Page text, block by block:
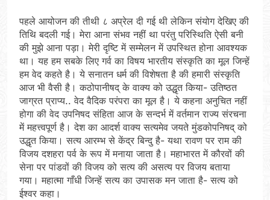
पहले आयोजन की तीथी ८ अप्रेल दी गई थी लेकिन संयोग देखिए की
तिथि बदली गई। मेरा आना संभव नहीं था परंतु परिस्थिति ऐसी बनी
की मुझे आना पड़ा। मेरी दृष्टि में सम्मेलन में उपस्थित होना आवश्यक
था। यह हम सबके लिए गर्व का विषय भारतीय संस्कृति का मूल जिन्हें
हम वेद कहते है। ये सनातन धर्म की विशेषता है की हमारी संस्कृति
आज भी वैसी है। कठोपानीषद् के वाक्य को उद्धृत किया- उतिष्ठत
जाग्रत प्राप्य.. वेद वैदिक परंपरा का मूल है। ये कहना अनुचित नहीं
होगा की वेद उपनिषद संहिता आज के सन्दर्भ में वर्तमान राज्य संरचना
में महत्त्वपूर्ण है। देश का आदर्श वाक्य सत्यमेव जयते मुंडकोपनिषद् को
उद्धृत किया। सत्य आरम्भ से केंद्र बिन्दु है- यथा रावण पर राम की
विजय दशहरा पर्व के रूप में मनाया जाता है। महाभारत में कौरवों की
सेना पर पांडवों की विजय को सत्य की असत्य पर विजय बताया
गया। महात्मा गाँधी जिन्हें सत्य का उपासक मन जाता है- सत्य को
ईश्वर कहा।